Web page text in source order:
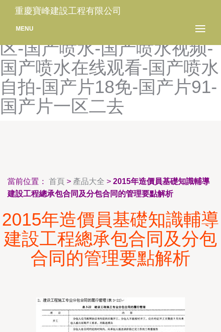
国产欧美专区-国产欧美自拍
中文字幕-国产喷白浆精品一
区-国产喷水-国产喷水视频-
国产喷水在线观看-国产喷水
自拍-国产片18免-国产片91-
国产片一区二去
重慶寶峰建設工程有限公司
MENU
當前位置： 首頁 > 產品大全 > 2015年造價員基礎知識輔導
建設工程總承包合同及分包合同的管理要點解析
2015年造價員基礎知識輔導
建設工程總承包合同及分包
合同的管理要點解析